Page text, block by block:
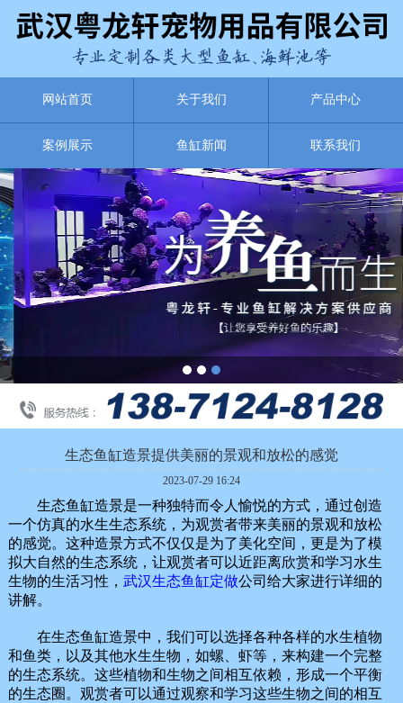
网站首页 关于我们 产品中心
案例展示 鱼缸新闻 联系我们
1 2 3
生态鱼缸造景提供美丽的景观和放松的感觉
2023-07-29 16:24
生态鱼缸造景是一种独特而令人愉悦的方式，通过创造
一个仿真的水生生态系统，为观赏者带来美丽的景观和放松
的感觉。这种造景方式不仅仅是为了美化空间，更是为了模
拟大自然的生态系统，让观赏者可以近距离欣赏和学习水生
生物的生活习性， 武汉生态鱼缸定做公司给大家进行详细的
讲解。
在生态鱼缸造景中，我们可以选择各种各样的水生植物
和鱼类，以及其他水生生物，如螺、虾等，来构建一个完整
的生态系统。这些植物和生物之间相互依赖，形成一个平衡
的生态圈。观赏者可以通过观察和学习这些生物之间的相互